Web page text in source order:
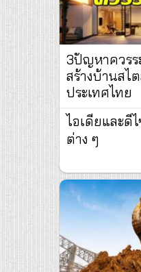
3ปัญหาควรร
สร้างบ้านสไ
ประเทศไทย
ไอเดียและดี
ต่าง ๆ